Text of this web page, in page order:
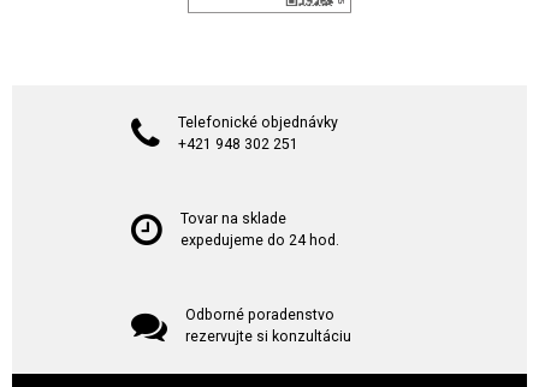
Telefonické objednávky
+421 948 302 251
Tovar na sklade
expedujeme do 24 hod.
Odborné poradenstvo
rezervujte si konzultáciu